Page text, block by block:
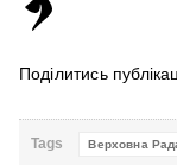
Поділитись
Tags Верховна